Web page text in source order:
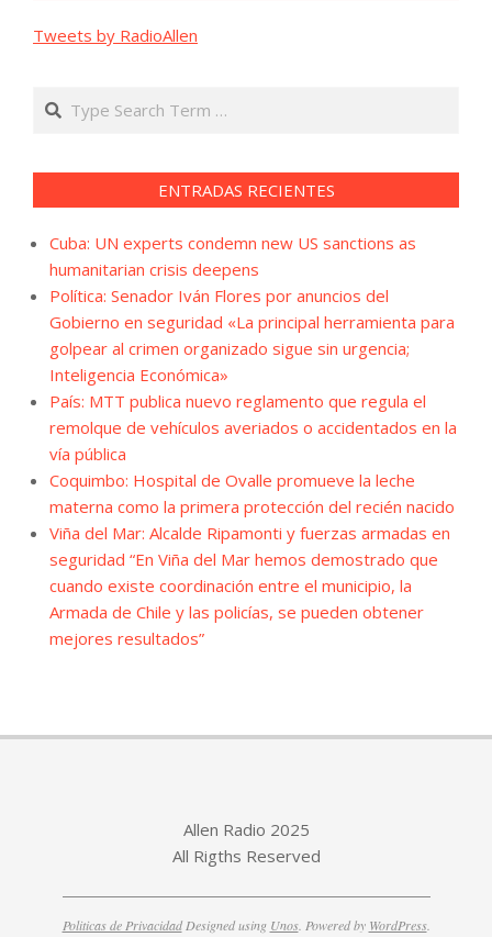
Tweets by RadioAllen
Search
ENTRADAS RECIENTES
Cuba: UN experts condemn new US sanctions as
humanitarian crisis deepens
Política: Senador Iván Flores por anuncios del
Gobierno en seguridad «La principal herramienta para
golpear al crimen organizado sigue sin urgencia;
Inteligencia Económica»
País: MTT publica nuevo reglamento que regula el
remolque de vehículos averiados o accidentados en la
vía pública
Coquimbo: Hospital de Ovalle promueve la leche
materna como la primera protección del recién nacido
Viña del Mar: Alcalde Ripamonti y fuerzas armadas en
seguridad “En Viña del Mar hemos demostrado que
cuando existe coordinación entre el municipio, la
Armada de Chile y las policías, se pueden obtener
mejores resultados”
Allen Radio 2025
All Rigths Reserved
Politicas de PrivacidadDesigned using Unos. Powered by WordPress.